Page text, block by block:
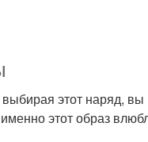
этот наряд, вы
этот образ